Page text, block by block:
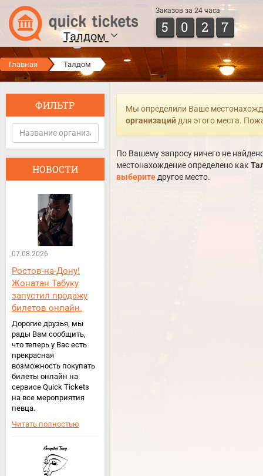
Талдом
Заказов за 24 часа
5 0 2 7
Главная Талдом
ФИЛЬТР
НОВОСТИ
07.08.2026
Ростов-на-Дону!
Жонатан Табуку
запустил продажу
билетов онлайн.
Дорогие друзья, мы
рады Вам сообщить,
что теперь у Вас есть
прекрасная
возможность покупать
билеты онлайн на
сервисе Quick Tickets
на все мероприятия
певца.
Читать полностью
Мы определили Ваше
организацийдля этого места.
По Вашему запросу ничего не
местонахождение определено как
выберитедругое место.